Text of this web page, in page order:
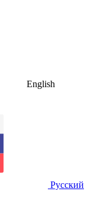
English
Русский